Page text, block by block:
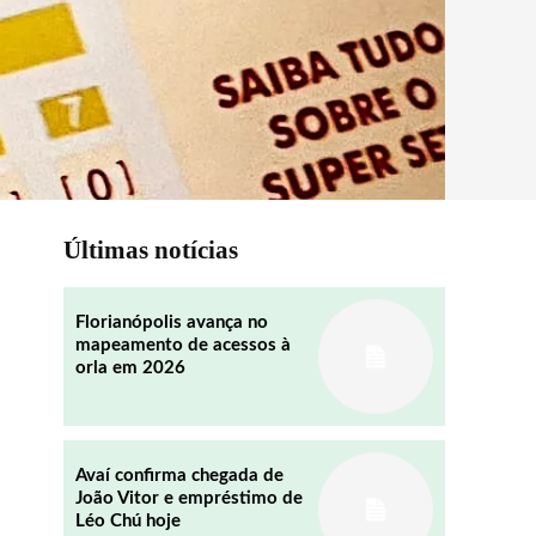
Últimas notícias
Florianópolis avança no
mapeamento de acessos à
orla em 2026
Avaí confirma chegada de
João Vitor e empréstimo de
Léo Chú hoje